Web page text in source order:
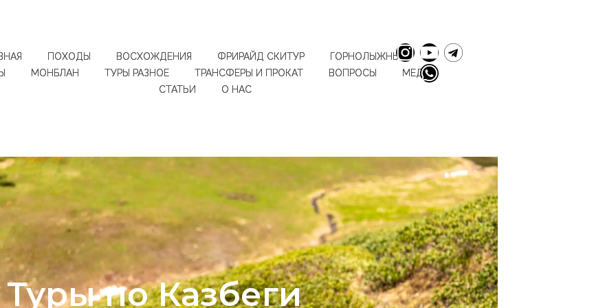
ПОХОДЫ ВОСХОЖДЕНИЯ ФРИРАЙД СКИТУР
ГОРНОЛЫЖНЫЕ
МОНБЛАН ТУРЫ РАЗНОЕ ТРАНСФЕРЫ И ПРОКАТ ВОПРОСЫ
МЕДИА
СТАТЬИ
О НАС
Туры по Казбеги